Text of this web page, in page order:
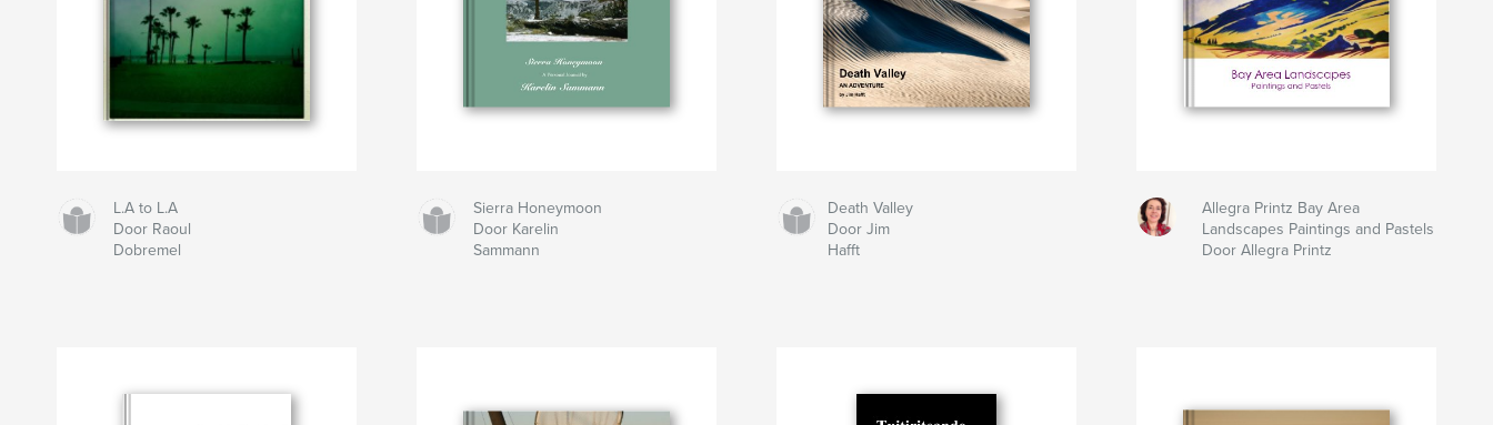
L.A to L.A
Door Raoul
Dobremel
Sierra Honeymoon
Door Karelin
Sammann
Death Valley
Door Jim
Hafft
Allegra Printz Bay Area
Landscapes Paintings and Pastels
Door Allegra Printz